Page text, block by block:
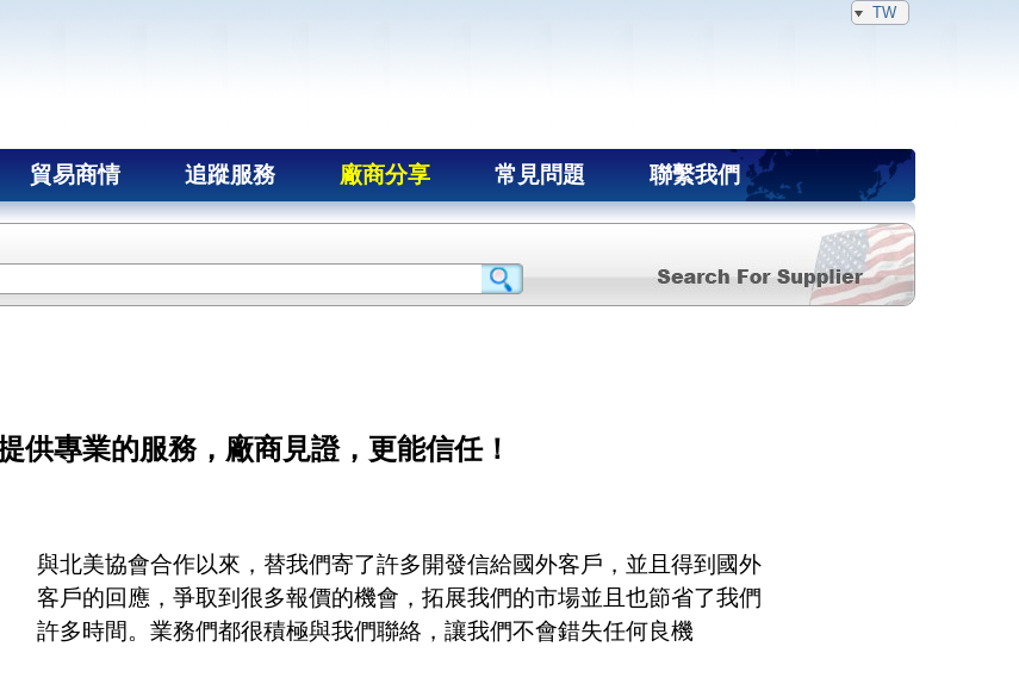
TW
貿易商情 追蹤服務 廠商分享 常見問題 聯繫我們
供專業的服務，廠商見證，更能信任！
與北美協會合作以來，替我們寄了許多開發信給國外客戶，並且得到國外
客戶的回應，爭取到很多報價的機會，拓展我們的市場並且也節省了我們
許多時間。業務們都很積極與我們聯絡，讓我們不會錯失任何良機